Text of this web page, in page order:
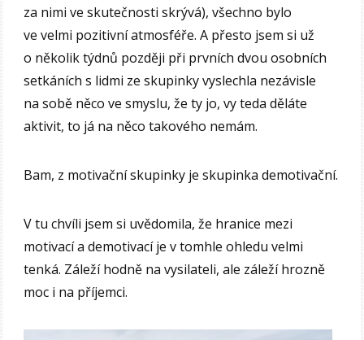
za nimi ve skutečnosti skrývá), všechno bylo
ve velmi pozitivní atmosféře. A přesto jsem si už
o několik týdnů později při prvních dvou osobních
setkáních s lidmi ze skupinky vyslechla nezávisle
na sobě něco ve smyslu, že ty jo, vy teda děláte
aktivit, to já na něco takového nemám.
Bam, z motivační skupinky je skupinka demotivační.
V tu chvíli jsem si uvědomila, že hranice mezi
motivací a demotivací je v tomhle ohledu velmi
tenká. Záleží hodně na vysilateli, ale záleží hrozně
moc i na příjemci.